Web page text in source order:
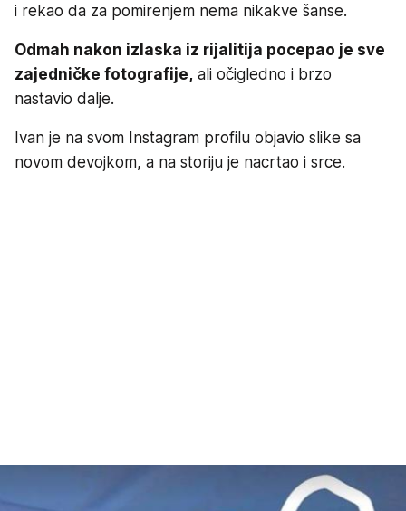
i rekao da za pomirenjem nema nikakve šanse.
Odmah nakon izlaska iz rijalitija pocepao je sve
zajedničke fotografije, ali očigledno i brzo
nastavio dalje.
Ivan je na svom Instagram profilu objavio slike sa
novom devojkom, a na storiju je nacrtao i srce.